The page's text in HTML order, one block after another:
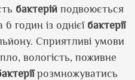
бактерій подвоюється
годин із однієї бактерії
Сприятливі умови
вологість, поживне
розмножуватись